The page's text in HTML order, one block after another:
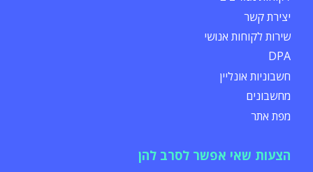
יצירת קשר
שירות לקוחות אנושי
DPA
חשבוניות אונליין
מחשבונים
מפת אתר
הצעות שאי אפשר לסרב להן